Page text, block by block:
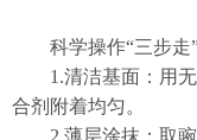
科学操作“三步走
1.清洁基面：用无
合剂附着均匀。
2.薄层涂抹：取豌